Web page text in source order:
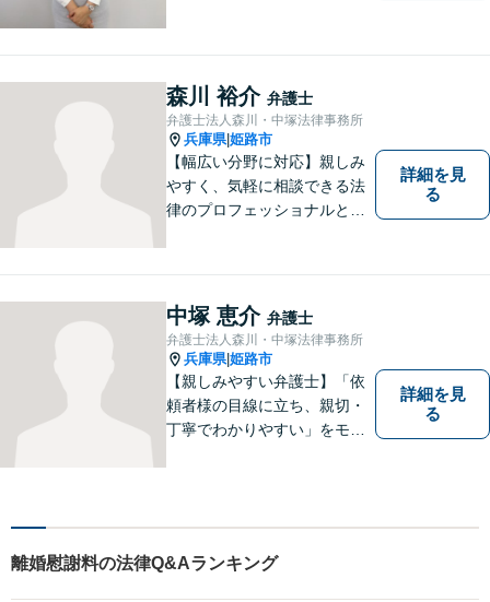
寧にお話をお聞きし，ご相談
いただいたことで安心感を得
ていただけるよう尽力しま
す。遠慮なく相談してくださ
い。
森川 裕介 弁護士
弁護士法人森川・中塚法律事務所
兵庫県|姫路市
【幅広い分野に対応】親しみ
やすく、気軽に相談できる法
律のプロフェッショナルとし
して、解決への第一歩を全力
でサポートいたします。些細
なことでもお気軽にご相談く
ださい。
詳細を見
る
中塚 恵介 弁護士
弁護士法人森川・中塚法律事務所
兵庫県|姫路市
【親しみやすい弁護士】「依
頼者様の目線に立ち、親切・
丁寧でわかりやすい」をモッ
はどうにもならないと思える
とでスムーズな解決に繋がる
ことがあります。
詳細を見
る
離婚慰謝料の法律Q&Aランキング